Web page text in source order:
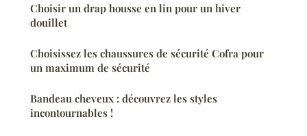
Choisir un drap housse en lin pour un hiver
douillet
Choisissez les chaussures de sécurité Cofra pour
un maximum de sécurité
Bandeau cheveux : découvrez les styles
incontournables !